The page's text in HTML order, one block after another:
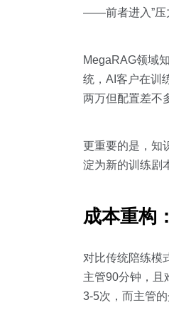
——前者进入”压
MegaRAG领域
统，AI客户在训
两万但配置差不
更重要的是，知
淀为新的训练剧
成本重构
对比传统陪练模
主管90分钟，且
3-5次，而主管